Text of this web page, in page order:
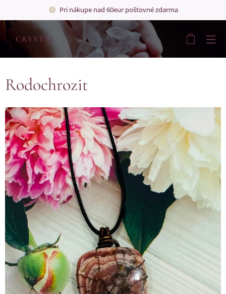
Pri nákupe nad 60eur poštovné zdarma
💎 CRYSTAL 💎
Rodochrozit